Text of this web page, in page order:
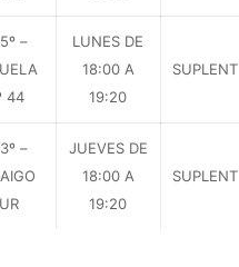
–
44
LUNES DE
18:00 A
19:20
–
JUEVES DE
18:00 A
19:20